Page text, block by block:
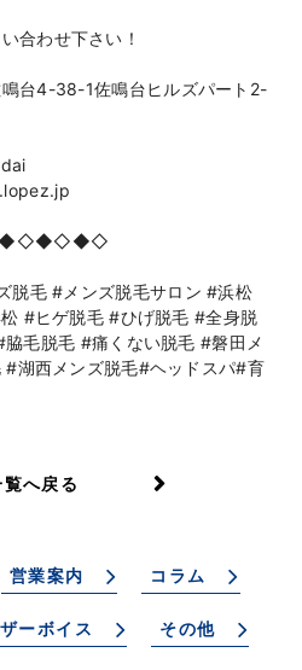
合わせ下さい！
台4-38-1佐鳴台ヒルズパート2-
脱毛 #メンズ脱毛サロン #浜松
#ヒゲ脱毛 #ひげ脱毛 #全身脱
毛脱毛 #痛くない脱毛 #磐田メ
#湖西メンズ脱毛#ヘッドスパ#育
覧へ戻る
営業案内 コラム
ーボイス その他